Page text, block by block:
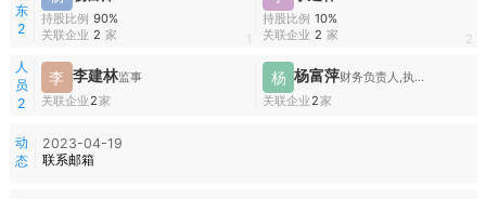
东
2
持股比例 90%
关联企业 2 家 1
持股比例 10%
关联企业 2 家 2
人
员
2
李 李建林监事
关联企业 2家
杨 杨富萍
财务负责人,执行董事兼总经理
关联企业 2家
动
态
2023-04-19
联系邮箱